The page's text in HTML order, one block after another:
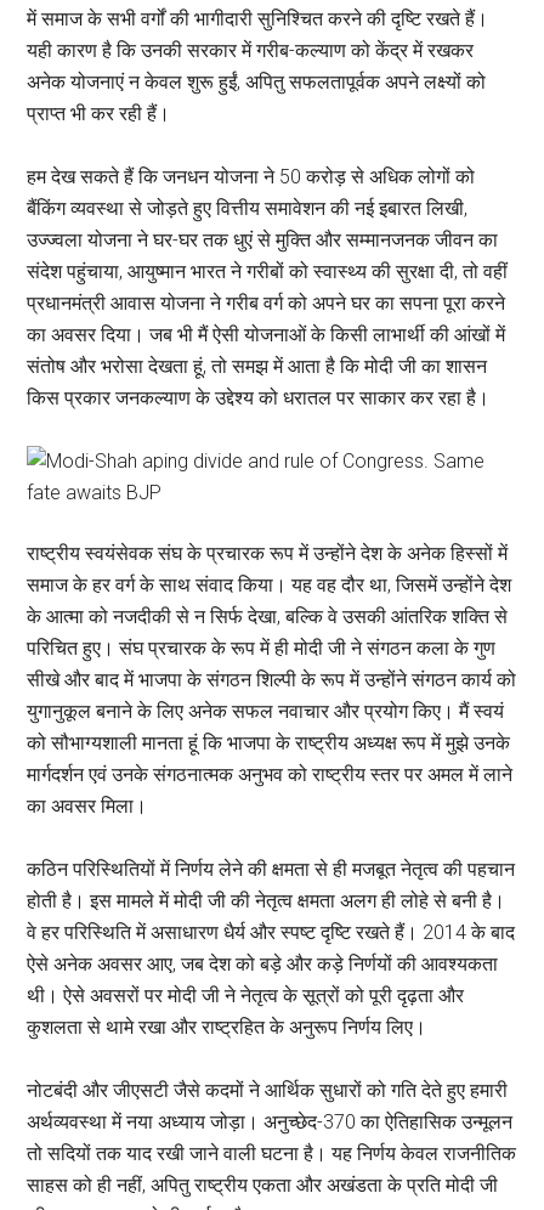
में समाज के सभी वर्गों की भागीदारी सुनिश्चित करने की दृष्टि रखते हैं।
यही कारण है कि उनकी सरकार में गरीब-कल्याण को केंद्र में रखकर
अनेक योजनाएं न केवल शुरू हुईं, अपितु सफलतापूर्वक अपने लक्ष्यों को
प्राप्त भी कर रही हैं।
हम देख सकते हैं कि जनधन योजना ने 50 करोड़ से अधिक लोगों को
बैंकिंग व्यवस्था से जोड़ते हुए वित्तीय समावेशन की नई इबारत लिखी,
उज्ज्वला योजना ने घर-घर तक धुएं से मुक्ति और सम्मानजनक जीवन का
संदेश पहुंचाया, आयुष्मान भारत ने गरीबों को स्वास्थ्य की सुरक्षा दी, तो वहीं
प्रधानमंत्री आवास योजना ने गरीब वर्ग को अपने घर का सपना पूरा करने
का अवसर दिया। जब भी मैं ऐसी योजनाओं के किसी लाभार्थी की आंखों में
संतोष और भरोसा देखता हूं, तो समझ में आता है कि मोदी जी का शासन
किस प्रकार जनकल्याण के उद्देश्य को धरातल पर साकार कर रहा है।
राष्ट्रीय स्वयंसेवक संघ के प्रचारक रूप में उन्होंने देश के अनेक हिस्सों में
समाज के हर वर्ग के साथ संवाद किया। यह वह दौर था, जिसमें उन्होंने देश
के आत्मा को नजदीकी से न सिर्फ देखा, बल्कि वे उसकी आंतरिक शक्ति से
परिचित हुए। संघ प्रचारक के रूप में ही मोदी जी ने संगठन कला के गुण
सीखे और बाद में भाजपा के संगठन शिल्पी के रूप में उन्होंने संगठन कार्य को
युगानुकूल बनाने के लिए अनेक सफल नवाचार और प्रयोग किए। मैं स्वयं
को सौभाग्यशाली मानता हूं कि भाजपा के राष्ट्रीय अध्यक्ष रूप में मुझे उनके
मार्गदर्शन एवं उनके संगठनात्मक अनुभव को राष्ट्रीय स्तर पर अमल में लाने
का अवसर मिला।
कठिन परिस्थितियों में निर्णय लेने की क्षमता से ही मजबूत नेतृत्व की पहचान
होती है। इस मामले में मोदी जी की नेतृत्व क्षमता अलग ही लोहे से बनी है।
वे हर परिस्थिति में असाधारण धैर्य और स्पष्ट दृष्टि रखते हैं। 2014 के बाद
ऐसे अनेक अवसर आए, जब देश को बड़े और कड़े निर्णयों की आवश्यकता
थी। ऐसे अवसरों पर मोदी जी ने नेतृत्व के सूत्रों को पूरी दृढ़ता और
कुशलता से थामे रखा और राष्ट्रहित के अनुरूप निर्णय लिए।
नोटबंदी और जीएसटी जैसे कदमों ने आर्थिक सुधारों को गति देते हुए हमारी
अर्थव्यवस्था में नया अध्याय जोड़ा। अनुच्छेद-370 का ऐतिहासिक उन्मूलन
तो सदियों तक याद रखी जाने वाली घटना है। यह निर्णय केवल राजनीतिक
साहस को ही नहीं, अपितु राष्ट्रीय एकता और अखंडता के प्रति मोदी जी